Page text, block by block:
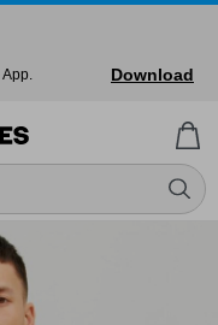
Download